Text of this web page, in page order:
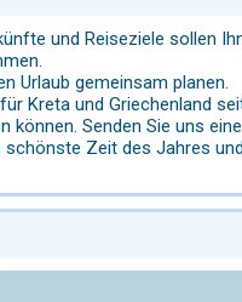
und Reiseziele sollen
Urlaub gemeinsam planen.
Kreta und Griechenland
können. Senden Sie uns
Zeit des Jahres